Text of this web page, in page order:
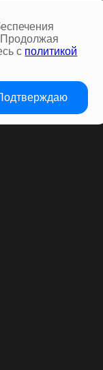
Продолжая
с политикой